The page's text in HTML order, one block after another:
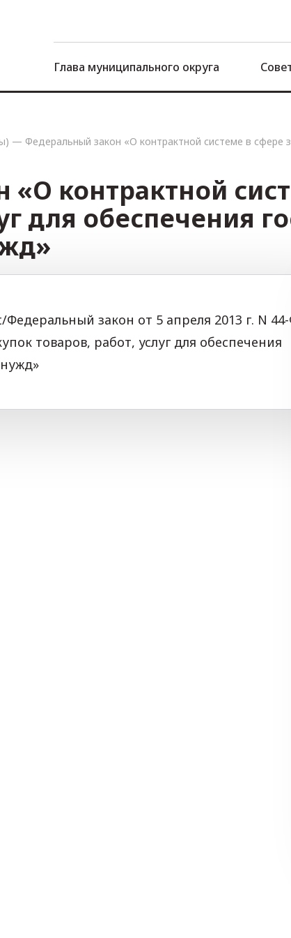
Глава муниципального округа
— Федеральный закон «О контрактной системе в сфере
контрактной
для обеспечения
закон от 5 апреля 2013 г. N
товаров, работ, услуг для обеспечения